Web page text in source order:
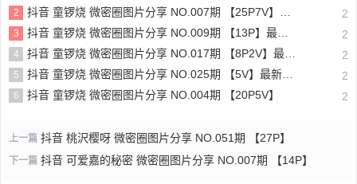
2 抖音 童锣烧 微密圈图片分享 NO.007期 【25P7V】最新至：2023.10.24 2
3 抖音 童锣烧 微密圈图片分享 NO.009期 【13P】最新至：2023.12.28 2
4 抖音 童锣烧 微密圈图片分享 NO.017期 【8P2V】最新至：2204.11.14 2
5 抖音 童锣烧 微密圈图片分享 NO.025期 【5V】最新至：2025.3.12 2
6 抖音 童锣烧 微密圈图片分享 NO.004期 【20P5V】 2
上一篇 抖音 桃沢樱呀 微密圈图片分享 NO.051期 【27P】
下一篇 抖音 可爱嘉的秘密 微密圈图片分享 NO.007期 【14P】